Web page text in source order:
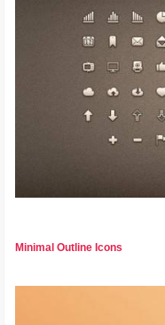
Minimal Outline Icons